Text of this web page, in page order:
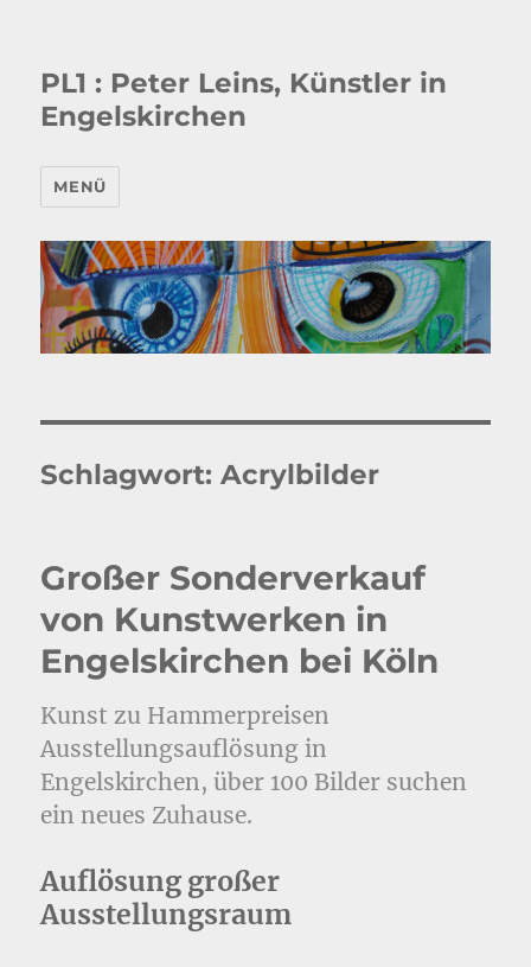
PL1 : Peter Leins, Künstler in
Engelskirchen
MENÜ
Schlagwort:Acrylbilder
Großer Sonderverkauf
von Kunstwerken in
Engelskirchen bei Köln
Kunst zu Hammerpreisen
Ausstellungsauflösung in
Engelskirchen, über 100 Bilder suchen
ein neues Zuhause.
Auflösung großer
Ausstellungsraum